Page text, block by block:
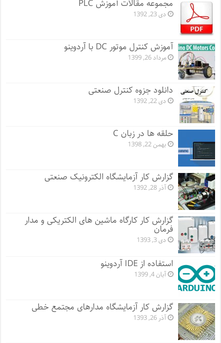
مجموعه مقالات آموزش PLC
دی 23, 1392
آموزش کنترل موتور DC با آردوینو
مرداد 26, 1399
دانلود جزوه کنترل صنعتی
دی 22, 1392
حلقه ها در زبان C
بهمن 22, 1398
گزارش کار آزمایشگاه الکترونیک صنعتی
آذر 28, 1392
گزارش کار کارگاه ماشین های الکتریکی و مدار
فرمان
دی 3, 1393
استفاده از IDE آردوینو
آبان 4, 1399
گزارش کار آزمایشگاه مدارهای مجتمع خطی
آذر 26, 1393